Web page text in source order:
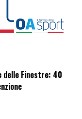
delle Finestre: 40